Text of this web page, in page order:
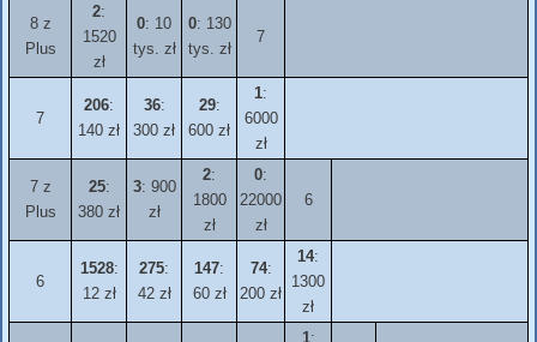
8 z
Plus
2:
1520
zł
0: 10
tys. zł
0: 130
tys. zł
7
7
206:
140 zł
36:
300 zł
29:
600 zł
1:
6000
zł
7 z
Plus
25:
380 zł
3: 900
zł
2:
1800
zł
0:
22000
zł
6
6
1528:
12 zł
275:
42 zł
147:
60 zł
74:
200 zł
14:
1300
zł
1: